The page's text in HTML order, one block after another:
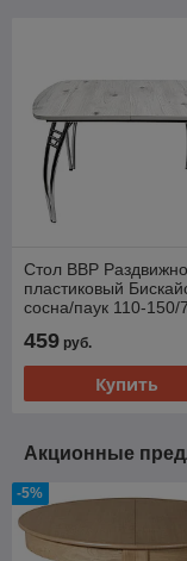
Стол ВВР
пластиковый
сосна/паук 110-150/
459 руб.
Купить
Акционные
-5%